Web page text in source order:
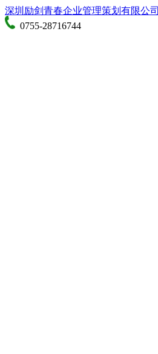
深圳励剑青春企业管理策划有限公司
0755-28716744